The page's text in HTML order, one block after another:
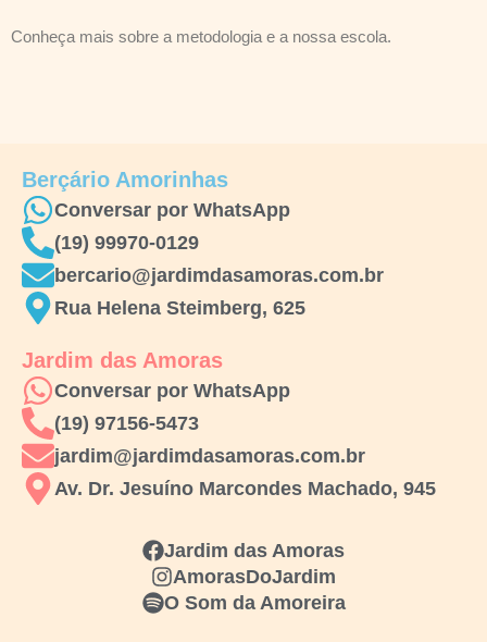
Conheça mais sobre a metodologia e a nossa escola.
Berçário Amorinhas
Conversar por WhatsApp
(19) 99970-0129
bercario@jardimdasamoras.com.br
Rua Helena Steimberg, 625
Jardim das Amoras
Conversar por WhatsApp
(19) 97156-5473
jardim@jardimdasamoras.com.br
Av. Dr. Jesuíno Marcondes Machado, 945
Jardim das Amoras
AmorasDoJardim
O Som da Amoreira